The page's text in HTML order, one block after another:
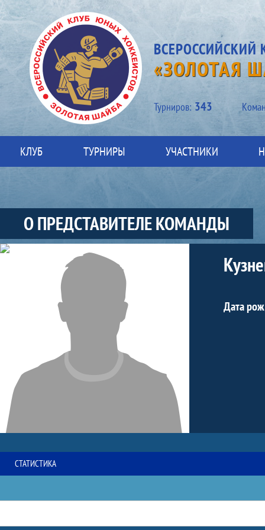
«ЗОЛОТАЯ
Турниров: 343
КЛУБ ТУРНИРЫ УЧАСТНИКИ
О ПРЕДСТАВИТЕЛЕ КОМАНДЫ
Участники-представитель-команды
Дата
СТАТИСТИКА